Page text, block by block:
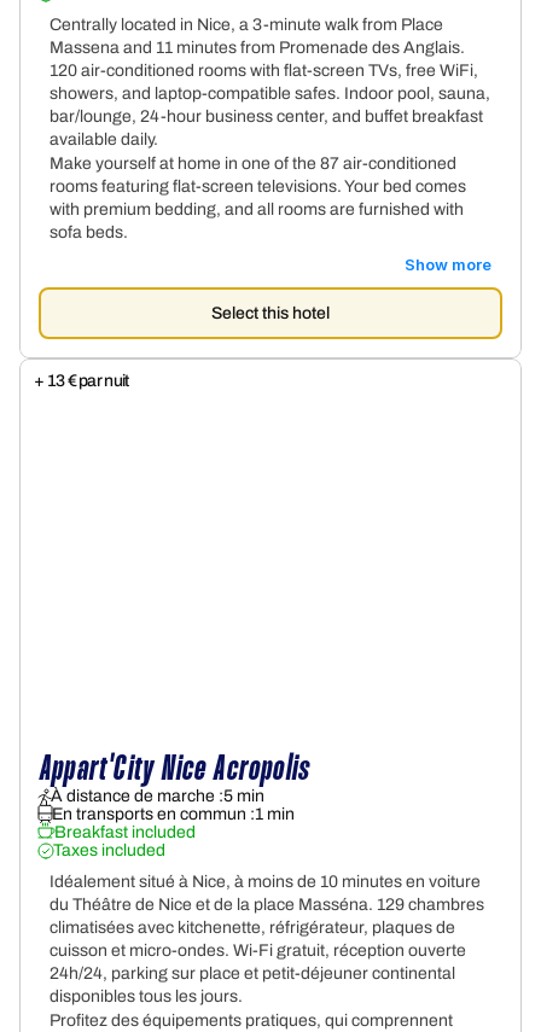
Select this hotel
Centrally located in Nice, a 3-minute walk from Place
Massena and 11 minutes from Promenade des Anglais.
120 air-conditioned rooms with flat-screen TVs, free WiFi,
showers, and laptop-compatible safes. Indoor pool, sauna,
bar/lounge, 24-hour business center, and buffet breakfast
available daily.
Make yourself at home in one of the 87 air-conditioned
rooms featuring flat-screen televisions. Your bed comes
with premium bedding, and all rooms are furnished with
sofa beds.
Show more
Appart'City Nice Acropolis
Breakfast included
Taxes included
À distance de marche :5 min
En transports en commun :1 min
Idéalement situé à Nice, à moins de 10 minutes en voiture
du Théâtre de Nice et de la place Masséna. 129 chambres
climatisées avec kitchenette, réfrigérateur, plaques de
cuisson et micro-ondes. Wi-Fi gratuit, réception ouverte
24h/24, parking sur place et petit-déjeuner continental
disponibles tous les jours.
Profitez des équipements pratiques, qui comprennent
+ 13 € par nuit